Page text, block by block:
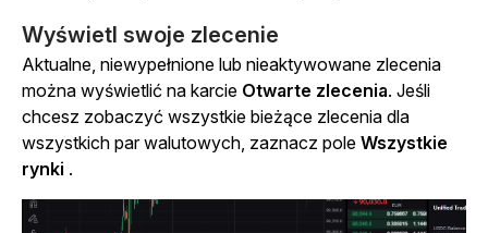
Wyświetl swoje zlecenie
Aktualne, niewypełnione lub nieaktywowane zlecenia
można wyświetlić na karcie Otwarte zlecenia. Jeśli
chcesz zobaczyć wszystkie bieżące zlecenia dla
wszystkich par walutowych, zaznacz pole Wszystkie
rynki .